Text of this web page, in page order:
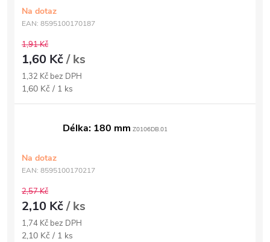
Na dotaz
EAN: 8595100170187
1,91 Kč
1,60 Kč/ ks
1,32 Kč bez DPH
Měrná
cena:
1,60 Kč / 1 ks
Délka: 180 mm Z0106DB.01
Na dotaz
EAN: 8595100170217
2,57 Kč
2,10 Kč/ ks
1,74 Kč bez DPH
Měrná
2,10 Kč / 1 ks